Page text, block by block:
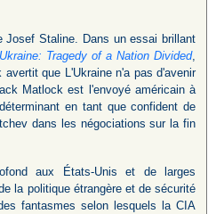
Josef Staline. Dans un essai brillant
Ukraine: Tragedy of a Nation Divided,
avertit que L'Ukraine n'a pas d'avenir
Matlock est l'envoyé américain à
en tant que confident de
dans les négociations sur la fin
aux États-Unis et de larges
la politique étrangère et de sécurité
fantasmes selon lesquels la CIA